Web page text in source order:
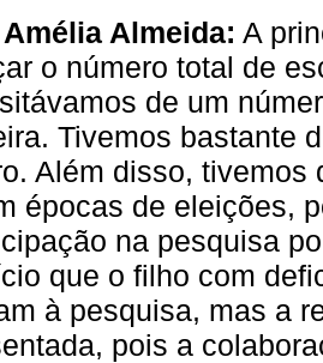
Almeida: A
o número total de
de um
Tivemos bastante
Além disso,
épocas de eleições,
na pesquisa
que o filho com
à pesquisa, mas a
pois a